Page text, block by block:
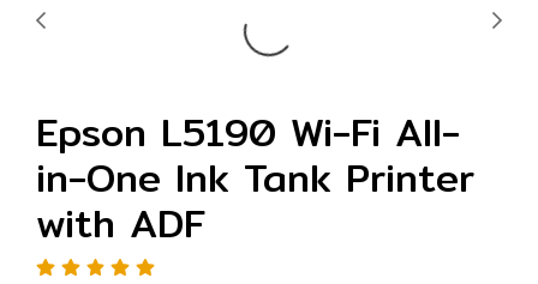
Epson L5190 Wi-Fi All-
in-One Ink Tank Printer
with ADF